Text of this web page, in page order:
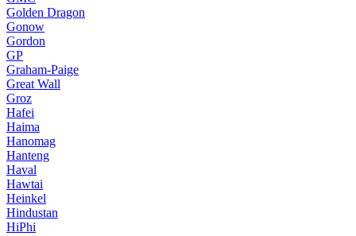
Golden Dragon
Gonow
Gordon
GP
Graham-Paige
Great Wall
Groz
Hafei
Haima
Hanomag
Hanteng
Haval
Hawtai
Heinkel
Hindustan
HiPhi